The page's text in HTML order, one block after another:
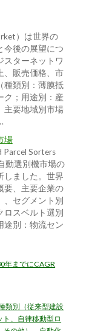
）は世界の
今後の展望につ
スターネットワ
、販売価格、市
種類別：薄膜抵
ク；用途別：産
主要地域別市場
場
Parcel Sorters
動選別機市場の
しました。世界
要、主要企業の
、セグメント別
ロスベルト選別
途別：物流セン
年までにCAGR
類別（従来型建設
、自律移動型ロ